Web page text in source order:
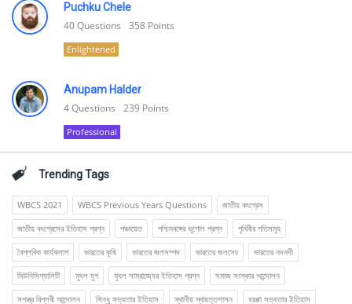
Puchku Chele
40Questions 358 Points
Enlightened
Anupam Halder
4Questions 239 Points
Professional
Trending Tags
WBCS 2021 WBCS Previous Years Questions
জাতীয় কংগ্রেস
জাতীয় কংগ্রেসের ইতিহাস প্রশ্ন
পঞ্চায়েত পশ্চিমবঙ্গের ভূগোল প্রশ্ন
পৃথিবীর গতিসমূহ
বৈপ্লবিক কার্যকলাপ
ভারতের কৃষি ভারতের জলসম্পদ ভারতের জলসেচ
ভারতের নদনদী
মিউনিসিপ্যালিটি
মুঘল যুগ মুঘল সাম্রাজ্যের ইতিহাস প্রশ্ন
সমাজ সংস্কার আন্দোলন
সশস্ত্র বিপ্লবী আন্দোলন
সিন্ধু সভ্যতার ইতিহাস স্থানীয় স্বায়ত্তশাসন হরপ্পা সভ্যতার ইতিহাস